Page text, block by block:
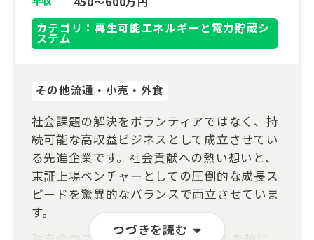
カテゴリ：再生可能エネルギーと電力貯蔵シ
ステム
つづきを読む
その他流通・小売・外食
社会課題の解決をボランティアではなく、持
続可能な高収益ビジネスとして成立させてい
る先進企業です。社会貢献への熱い想いと、
東証上場ベンチャーとしての圧倒的な成長ス
ピードを驚異的なバランスで両立させていま
す。